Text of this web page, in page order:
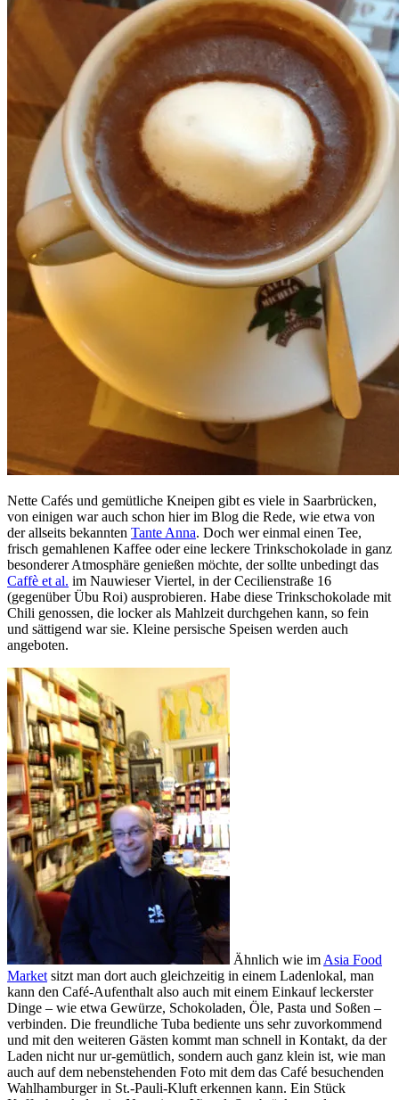
Nette Cafés und gemütliche Kneipen gibt es viele in Saarbrücken,
von einigen war auch schon hier im Blog die Rede, wie etwa von
der allseits bekannten Tante Anna. Doch wer einmal einen Tee,
frisch gemahlenen Kaffee oder eine leckere Trinkschokolade in ganz
besonderer Atmosphäre genießen möchte, der sollte unbedingt das
Caffè et al. im Nauwieser Viertel, in der Cecilienstraße 16
(gegenüber Übu Roi) ausprobieren. Habe diese Trinkschokolade mit
Chili genossen, die locker als Mahlzeit durchgehen kann, so fein
und sättigend war sie. Kleine persische Speisen werden auch
angeboten.
Ähnlich wie imAsia Food
Marketsitzt man dort auch gleichzeitig in einem Ladenlokal, man
kann den Café-Aufenthalt also auch mit einem Einkauf leckerster
Dinge – wie etwa Gewürze, Schokoladen, Öle, Pasta und Soßen –
verbinden. Die freundliche Tuba bediente uns sehr zuvorkommend
und mit den weiteren Gästen kommt man schnell in Kontakt, da der
Laden nicht nur ur-gemütlich, sondern auch ganz klein ist, wie man
auch auf dem nebenstehenden Foto mit dem das Café besuchenden
Wahlhamburger in St.-Pauli-Kluft erkennen kann. Ein Stück